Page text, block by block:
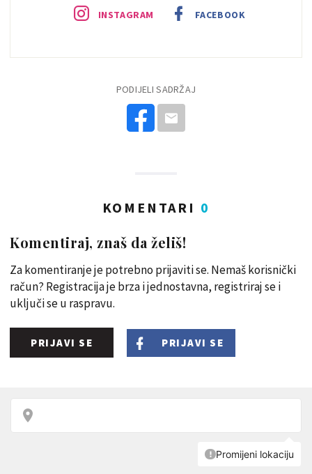
INSTAGRAM FACEBOOK
PODIJELI SADRŽAJ
KOMENTARI 0
Komentiraj, znaš da želiš!
Za komentiranje je potrebno prijaviti se. Nemaš korisnički
račun? Registracija je brza i jednostavna, registriraj se i
uključi se u raspravu.
PRIJAVI SE PRIJAVI SE